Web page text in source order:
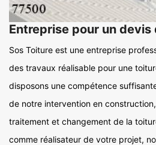
Entreprise pour un
Sos Toiture est une entreprise
des travaux réalisable pour une
disposons une compétence
de notre intervention en
traitement et changement de la
comme réalisateur de votre projet,